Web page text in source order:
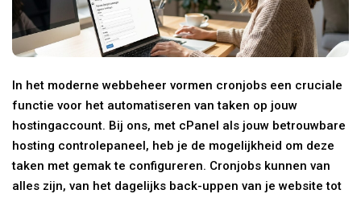
In het moderne webbeheer vormen cronjobs een cruciale
functie voor het automatiseren van taken op jouw
hostingaccount. Bij ons, met cPanel als jouw betrouwbare
hosting controlepaneel, heb je de mogelijkheid om deze
taken met gemak te configureren. Cronjobs kunnen van
alles zijn, van het dagelijks back-uppen van je website tot